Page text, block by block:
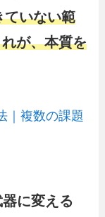
ていない範
が、本質を
｜複数の課題
に変える